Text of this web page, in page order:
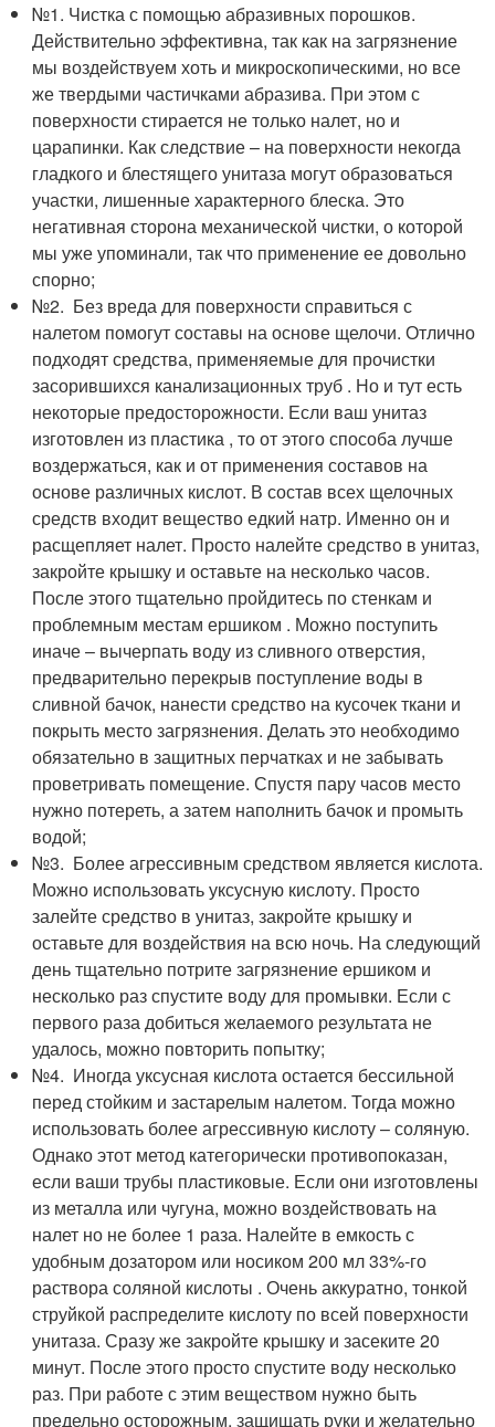
№1. Чистка с помощью абразивных порошков.
Действительно эффективна, так как на загрязнение
мы воздействуем хоть и микроскопическими, но все
же твердыми частичками абразива. При этом с
поверхности стирается не только налет, но и
царапинки. Как следствие – на поверхности некогда
гладкого и блестящего унитаза могут образоваться
участки, лишенные характерного блеска. Это
негативная сторона механической чистки, о которой
мы уже упоминали, так что применение ее довольно
спорно;
№2. Без вреда для поверхности справиться с
налетом помогут составы на основе щелочи. Отлично
подходят средства, применяемые для прочистки
засорившихся канализационных труб . Но и тут есть
некоторые предосторожности. Если ваш унитаз
изготовлен из пластика , то от этого способа лучше
воздержаться, как и от применения составов на
основе различных кислот. В состав всех щелочных
средств входит вещество едкий натр. Именно он и
расщепляет налет. Просто налейте средство в унитаз,
закройте крышку и оставьте на несколько часов.
После этого тщательно пройдитесь по стенкам и
проблемным местам ершиком . Можно поступить
иначе – вычерпать воду из сливного отверстия,
предварительно перекрыв поступление воды в
сливной бачок, нанести средство на кусочек ткани и
покрыть место загрязнения. Делать это необходимо
обязательно в защитных перчатках и не забывать
проветривать помещение. Спустя пару часов место
нужно потереть, а затем наполнить бачок и промыть
водой;
№3. Более агрессивным средством является кислота.
Можно использовать уксусную кислоту. Просто
залейте средство в унитаз, закройте крышку и
оставьте для воздействия на всю ночь. На следующий
день тщательно потрите загрязнение ершиком и
несколько раз спустите воду для промывки. Если с
первого раза добиться желаемого результата не
удалось, можно повторить попытку;
№4. Иногда уксусная кислота остается бессильной
перед стойким и застарелым налетом. Тогда можно
использовать более агрессивную кислоту – соляную.
Однако этот метод категорически противопоказан,
если ваши трубы пластиковые. Если они изготовлены
из металла или чугуна, можно воздействовать на
налет но не более 1 раза. Налейте в емкость с
удобным дозатором или носиком 200 мл 33%-го
раствора соляной кислоты . Очень аккуратно, тонкой
струйкой распределите кислоту по всей поверхности
унитаза. Сразу же закройте крышку и засеките 20
минут. После этого просто спустите воду несколько
раз. При работе с этим веществом нужно быть
предельно осторожным, защищать руки и желательно